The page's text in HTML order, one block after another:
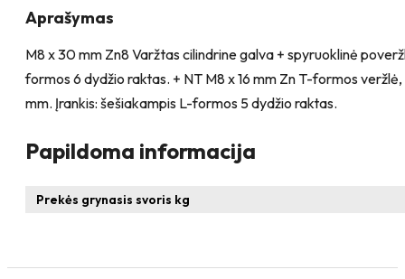
+
poveržlė
+
kiaurymės
sumažinimo
įvorė
M8
16
Zn
veržlė
Aprašymas
M8 x 30 mm Zn8 Varžtas cilindrine galva + spyruoklinė
formos 6 dydžio raktas. + NT M8 x 16 mm Zn T-formos
mm. Įrankis: šešiakampis L-formos 5 dydžio raktas.
Papildoma informacija
Prekės grynasis svoris kg